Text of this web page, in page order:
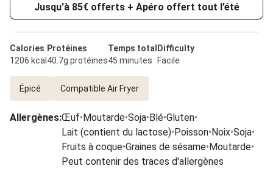
Jusqu'à 85€ offerts + Apéro offert tout l’été
Calories
1206 kcal
Protéines
40.7g protéines
Temps total
45 minutes
Difficulty
Facile
Épicé Compatible Air Fryer
Allergènes:Œuf•Moutarde•Soja•Blé•Gluten•
Lait (contient du lactose)•Poisson•Noix•Soja•
Fruits à coque•Graines de sésame•Moutarde•
Peut contenir des traces d'allergènes